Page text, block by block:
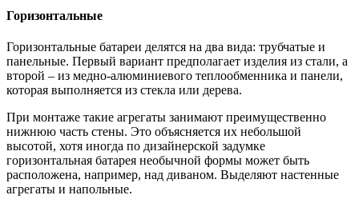
Горизонтальные
Горизонтальные батареи делятся на два вида: трубчатые и
панельные. Первый вариант предполагает изделия из стали, а
второй – из медно-алюминиевого теплообменника и панели,
которая выполняется из стекла или дерева.
При монтаже такие агрегаты занимают преимущественно
нижнюю часть стены. Это объясняется их небольшой
высотой, хотя иногда по дизайнерской задумке
горизонтальная батарея необычной формы может быть
расположена, например, над диваном. Выделяют настенные
агрегаты и напольные.